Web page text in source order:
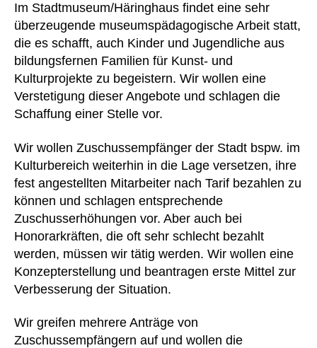
Im Stadtmuseum/Häringhaus findet eine sehr
überzeugende museumspädagogische Arbeit statt,
die es schafft, auch Kinder und Jugendliche aus
bildungsfernen Familien für Kunst- und
Kulturprojekte zu begeistern. Wir wollen eine
Verstetigung dieser Angebote und schlagen die
Schaffung einer Stelle vor.
Wir wollen Zuschussempfänger der Stadt bspw. im
Kulturbereich weiterhin in die Lage versetzen, ihre
fest angestellten Mitarbeiter nach Tarif bezahlen zu
können und schlagen entsprechende
Zuschusserhöhungen vor. Aber auch bei
Honorarkräften, die oft sehr schlecht bezahlt
werden, müssen wir tätig werden. Wir wollen eine
Konzepterstellung und beantragen erste Mittel zur
Verbesserung der Situation.
Wir greifen mehrere Anträge von
Zuschussempfängern auf und wollen die